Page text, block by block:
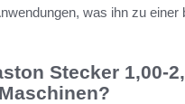
was ihn zu einer
Stecker 1,00-